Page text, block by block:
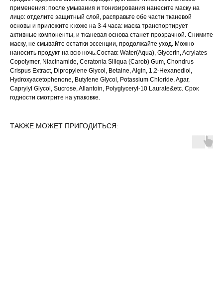
применения: после умывания и тонизирования нанесите маску на
лицо: отделите защитный слой, расправьте обе части тканевой
основы и приложите к коже на 3-4 часа: маска транспортирует
активные компоненты, и тканевая основа станет прозрачной. Снимите
маску, не смывайте остатки эссенции, продолжайте уход. Можно
наносить продукт на всю ночь.Состав: Water(Aqua), Glycerin, Acrylates
Copolymer, Niacinamide, Ceratonia Siliqua (Carob) Gum, Chondrus
Crispus Extract, Dipropylene Glycol, Betaine, Algin, 1,2-Hexanediol,
Hydroxyacetophenone, Butylene Glycol, Potassium Chloride, Agar,
Caprylyl Glycol, Sucrose, Allantoin, Polyglyceryl-10 Laurate&etc. Срок
годности смотрите на упаковке.
ТАКЖЕ МОЖЕТ ПРИГОДИТЬСЯ: